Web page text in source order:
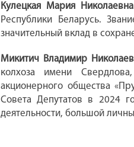
Кулецкая Мария Николаевна
Республики Беларусь.
значительный вклад в
Микитич Владимир
колхоза имени
акционерного общества
Совета Депутатов в 2024
деятельности, большой